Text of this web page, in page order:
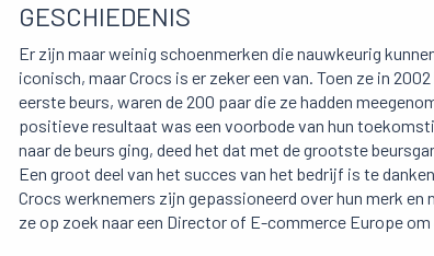
GESCHIEDENIS
Er zijn maar weinig schoenmerken die nauwkeurig
iconisch, maar Crocs is er zeker een van. Toen ze in
eerste beurs, waren de 200 paar die ze hadden
positieve resultaat was een voorbode van hun
naar de beurs ging, deed het dat met de grootste
Een groot deel van het succes van het bedrijf is te
Crocs werknemers zijn gepassioneerd over hun merk en
ze op zoek naar een Director of E-commerce Europe